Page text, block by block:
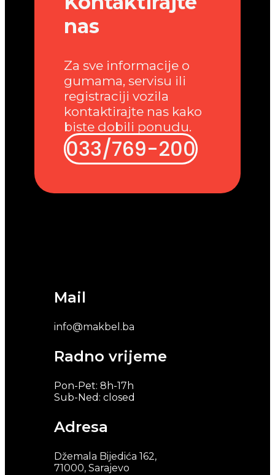
Mail
info@makbel.ba
Radno vrijeme
Pon-Pet: 8h-17h
Sub-Ned: closed
Adresa
Džemala Bijedića 162,
71000, Sarajevo
nas
Za sve informacije o
gumama, servisu ili
registraciji vozila
kontaktirajte nas kako
biste dobili ponudu.
033/769-200